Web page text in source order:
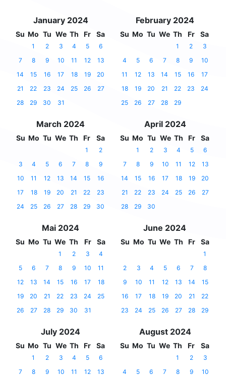
January 2024
Su Mo Tu We Th Fr Sa
1 2 3 4 5
6
7
8 9 10 11 12
13
14
15 16 17 18 19
20
21
22 23 24 25 26
27
28
29 30 31
February 2024
Su Mo Tu We Th Fr Sa
1 2
3
4
5 6 7 8 9
10
11
12 13 14 15 16
17
18
19 20 21 22 23
24
25
26 27 28 29
March 2024
Su Mo Tu We Th Fr Sa
1
2
3
4 5 6 7 8
9
10
11 12 13 14 15
16
17
18 19 20 21 22
23
24
25 26 27 28 29 30
April 2024
Su Mo Tu We Th Fr Sa
1 2 3 4 5
6
7
8 9 10 11 12
13
14
15 16 17 18 19
20
21
22 23 24 25 26
27
28
29 30
Mai 2024
Su Mo Tu We Th Fr Sa
1 2 3
4
5
6 7 8 9 10
11
12
13 14 15 16 17
18
19
20 21 22 23 24
25
26
27 28 29 30 31
June 2024
Su Mo Tu We Th Fr Sa
1
2
3 4 5 6 7
8
9
10 11 12 13 14
15
16
17 18 19 20 21
22
23
24 25 26 27 28 29
July 2024
Su Mo Tu We Th Fr Sa
1 2 3 4 5
6
7
8 9 10 11 12
13
August 2024
Su Mo Tu We Th Fr Sa
1 2
3
4
5 6 7 8 9
10